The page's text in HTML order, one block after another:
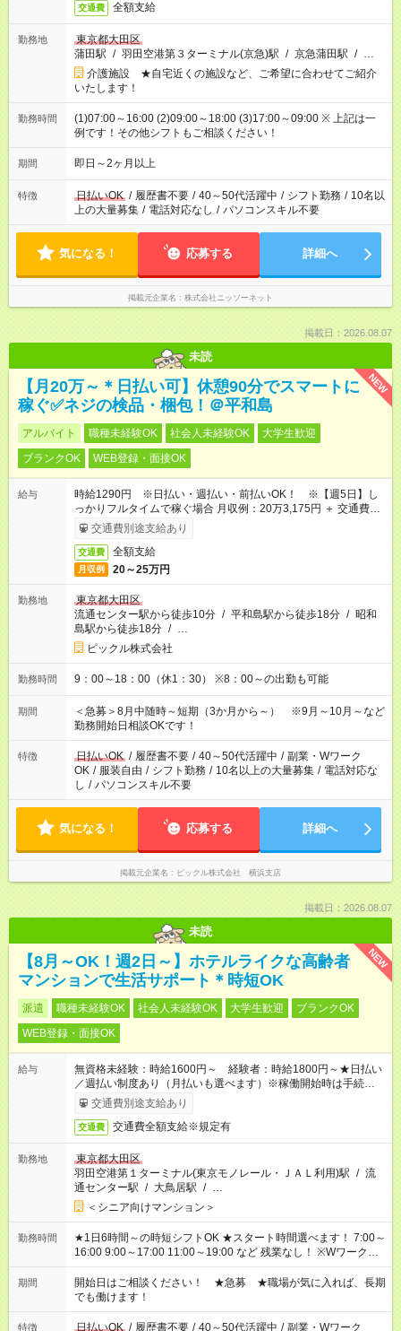
交通費 全額支給
勤務地
東京都大田区
蒲田駅 / 羽田空港第３ターミナル(京急)駅 / 京急蒲田駅 / …
介護施設 ★自宅近くの施設など、ご希望に合わせてご紹介
いたします！
勤務時間
(1)07:00～16:00 (2)09:00～18:00 (3)17:00～09:00 ※ 上記は一
例です！その他シフトもご相談ください！
期間 即日～2ヶ月以上
特徴 日払いOK / 履歴書不要 / 40～50代活躍中 / シフト勤務 / 10名以
上の大量募集 / 電話対応なし / パソコンスキル不要
気になる！ 応募する 詳細へ
掲載元企業名 株式会社ニッソーネット
掲載日：2026.08.07
未読
NEW
【月20万～＊日払い可】休憩90分でスマートに
稼ぐ✅ネジの検品・梱包！＠平和島
アルバイト 職種未経験OK 社会人未経験OK
大学生歓迎
ブランクOK
WEB登録・面接OK
給与
時給1290円 ※日払い・週払い・前払いOK！ ※【週5日】し
っかりフルタイムで稼ぐ場合 月収例：20万3,175円 ＋ 交通費全
額 （時給1,290円 × 7.5時間 × 21日勤務の場合）
交通費別途支給あり
交通費 全額支給
月収例 20～25万円
勤務地
東京都大田区
流通センター駅から徒歩10分 / 平和島駅から徒歩18分 / 昭和
島駅から徒歩18分 / …
ピックル株式会社
勤務時間 9：00～18：00（休1：30） ※8：00～の出勤も可能
期間
＜急募＞8月中随時～短期（3か月から～） ※9月～10月～など
勤務開始日相談OKです！
特徴 日払いOK / 履歴書不要 / 40～50代活躍中 / 副業・Wワーク
OK / 服装自由 / シフト勤務 / 10名以上の大量募集 / 電話対応な
し / パソコンスキル不要
気になる！ 応募する 詳細へ
掲載元企業名 ピックル株式会社 横浜支店
掲載日：2026.08.07
未読
NEW
【8月～OK！週2日～】ホテルライクな高齢者
マンションで生活サポート＊時短OK
派遣 職種未経験OK 社会人未経験OK 大学生歓迎
ブランクOK
WEB登録・面接OK
給与
無資格未経験：時給1600円～ 経験者：時給1800円～★日払い
／週払い制度あり（月払いも選べます）※稼働開始時は手続き完
了次第のお支払いとなります。
交通費別途支給あり
交通費 交通費全額支給※規定有
勤務地
東京都大田区
羽田空港第１ターミナル(東京モノレール・ＪＡＬ利用)駅 / 流
通センター駅 / 大鳥居駅 / …
＜シニア向けマンション＞
勤務時間
★1日6時間～の時短シフトOK ★スタート時間選べます！ 7:00～
16:00 9:00～17:00 11:00～19:00 など 残業なし！ ※Wワークの
場合、他のお仕事と合わせ週40時間超の就業はご案内できませ
ん ※法令に基づき、週20時間以上勤務は社会保険への加入対象
となります ※労働者派遣法（日雇い派遣の原則禁止）により、
短時間・短期間の就業はご案内が難しい場合があります
期間
開始日はご相談ください！ ★急募 ★職場が気に入れば、長期
でも働けます！
特徴 日払いOK / 履歴書不要 / 40～50代活躍中 / 副業・Wワーク